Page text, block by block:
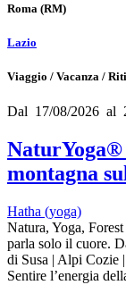
Roma (RM)
Lazio
Viaggio / Vacanza /
Dal 17/08/2026 al
NaturYoga®
montagna
Hatha (yoga)
Natura, Yoga,
parla solo il cuore.
di Susa | Alpi Cozie
Sentire l’energia